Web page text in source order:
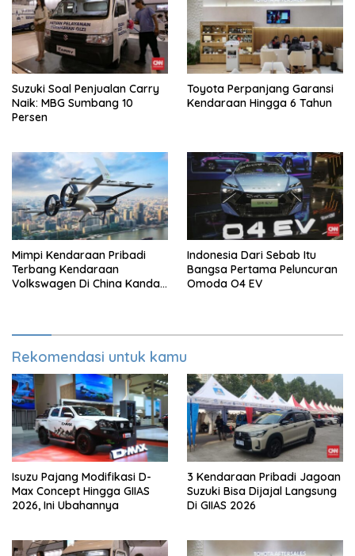
Suzuki Soal Penjualan Carry
Naik: MBG Sumbang 10
Persen
Toyota Perpanjang Garansi
Kendaraan Hingga 6 Tahun
Mimpi Kendaraan Pribadi
Terbang Kendaraan
Volkswagen Di China Kandas
Indonesia Dari Sebab Itu
Bangsa Pertama Peluncuran
Omoda O4 EV
Rekomendasi untuk kamu
Isuzu Pajang Modifikasi D-
Max Concept Hingga GIIAS
2026, Ini Ubahannya
3 Kendaraan Pribadi Jagoan
Suzuki Bisa Dijajal Langsung
Di GIIAS 2026